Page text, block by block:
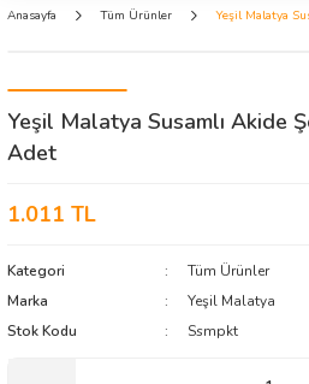
Anasayfa Tüm Ürünler Yeşil Malatya
Yeşil Malatya Susamlı Akide
Adet
1.011 TL
Kategori
Tüm Ürünler
Marka
Yeşil Malatya
Stok Kodu
Ssmpkt